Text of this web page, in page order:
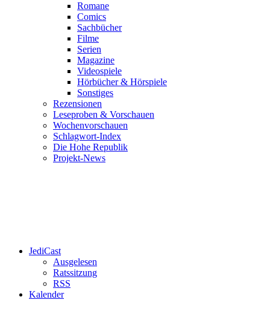
Romane
Comics
Sachbücher
Filme
Serien
Magazine
Videospiele
Hörbücher & Hörspiele
Sonstiges
Rezensionen
Leseproben & Vorschauen
Wochenvorschauen
Schlagwort-Index
Die Hohe Republik
Projekt-News
JediCast
Ausgelesen
Ratssitzung
RSS
Kalender